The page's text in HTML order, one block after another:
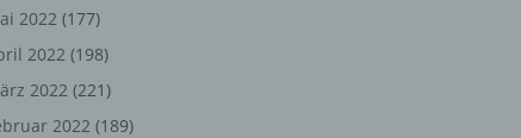
2022 (177)
2022 (198)
2022 (221)
2022 (189)